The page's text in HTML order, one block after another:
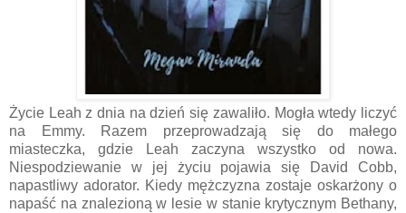
Życie Leah z dnia na dzień się zawaliło. Mogła wtedy liczyć
na Emmy. Razem przeprowadzają się do małego
miasteczka, gdzie Leah zaczyna wszystko od nowa.
Niespodziewanie w jej życiu pojawia się David Cobb,
napastliwy adorator. Kiedy mężczyzna zostaje oskarżony o
napaść na znalezioną w lesie w stanie krytycznym Bethany,